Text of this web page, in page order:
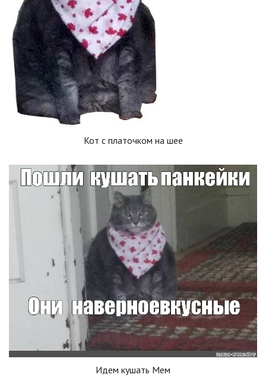
Кот с платочком на шее
Идем кушать Мем